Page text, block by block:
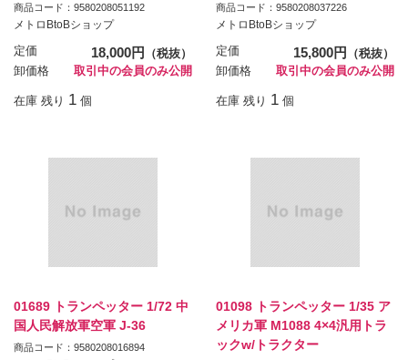
商品コード：9580208051192
メトロBtoBショップ
定価 18,000円
（税抜）
卸価格
取引中の会員のみ公開
在庫 残り 1 個
商品コード：9580208037226
メトロBtoBショップ
定価 15,800円
（税抜）
卸価格
取引中の会員のみ公開
在庫 残り 1 個
01689 トランペッター 1/72 中
国人民解放軍空軍 J-36
商品コード：9580208016894
01098 トランペッター 1/35 ア
メリカ軍 M1088 4×4汎用トラ
ックw/トラクター